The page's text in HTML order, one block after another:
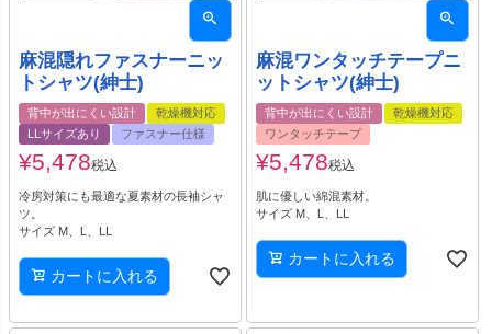
麻混隠れファスナーニッ
トシャツ(紳士)
背中が出にくい設計
乾燥機対応
LLサイズあり
ファスナー仕様
¥5,478税込
冷房対策にも最適な夏素材の長袖シャ
ツ。
サイズ M、L、LL
カートに入れる
麻混ワンタッチテープニ
ットシャツ(紳士)
背中が出にくい設計
乾燥機対応
ワンタッチテープ
¥5,478税込
肌に優しい綿混素材。
サイズ M、L、LL
カートに入れる